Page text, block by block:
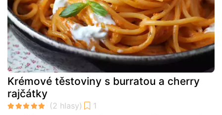
Krémové těstoviny s burratou a cherry
rajčátky